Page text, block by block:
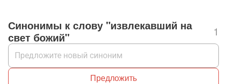
Синонимы к слову "извлекавший на
свет божий"
1
Предложить